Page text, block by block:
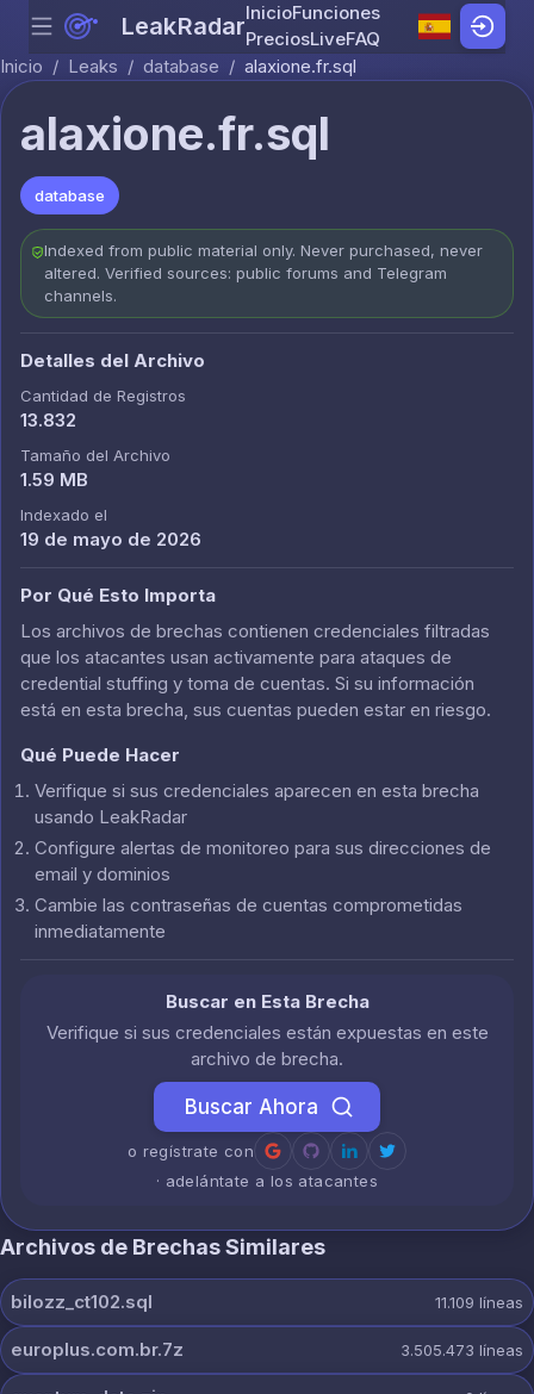
Skip to content
Menu LeakRadarInicioFunciones
PreciosLiveFAQ
Inicio / Leaks / database / alaxione.fr.sql
alaxione.fr.sql
database
Indexed from public material only. Never purchased, never
altered. Verified sources: public forums and Telegram
channels.
Detalles del Archivo
Cantidad de Registros
13.832
Tamaño del Archivo
1.59 MB
Indexado el
19 de mayo de 2026
Por Qué Esto Importa
Los archivos de brechas contienen credenciales filtradas
que los atacantes usan activamente para ataques de
credential stuffing y toma de cuentas. Si su información
está en esta brecha, sus cuentas pueden estar en riesgo.
Qué Puede Hacer
Verifique si sus credenciales aparecen en esta brecha
usando LeakRadar
Configure alertas de monitoreo para sus direcciones de
email y dominios
Cambie las contraseñas de cuentas comprometidas
inmediatamente
Buscar en Esta Brecha
Verifique si sus credenciales están expuestas en este
archivo de brecha.
Buscar Ahora
o regístrate con
· adelántate a los atacantes
Archivos de Brechas Similares
bilozz_ct102.sql 11.109 líneas
europlus.com.br.7z 3.505.473 líneas